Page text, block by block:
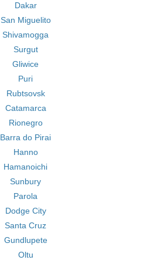
Dakar
San Miguelito
Shivamogga
Surgut
Gliwice
Puri
Rubtsovsk
Catamarca
Rionegro
Barra do Pirai
Hanno
Hamanoichi
Sunbury
Parola
Dodge City
Santa Cruz
Gundlupete
Oltu